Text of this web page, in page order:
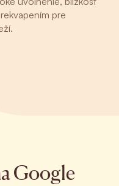
pre
Google